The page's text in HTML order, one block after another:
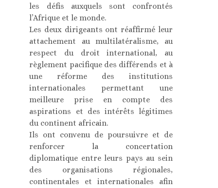
les défis auxquels sont confrontés
l’Afrique et le monde.
Les deux dirigeants ont réaffirmé leur
attachement au multilatéralisme, au
respect du droit international, au
règlement pacifique des différends et à
une réforme des institutions
internationales permettant une
meilleure prise en compte des
aspirations et des intérêts légitimes
du continent africain.
Ils ont convenu de poursuivre et de
renforcer la concertation
diplomatique entre leurs pays au sein
des organisations régionales,
continentales et internationales afin